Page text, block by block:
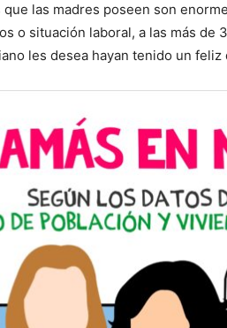
las madres poseen son
o situación laboral, a las más de
les desea hayan tenido un feliz